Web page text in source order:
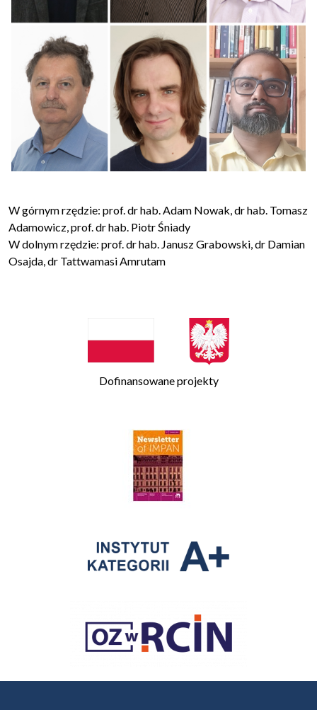
W górnym rzędzie: prof. dr hab. Adam Nowak, dr hab. Tomasz
Adamowicz, prof. dr hab. Piotr Śniady
W dolnym rzędzie: prof. dr hab. Janusz Grabowski, dr Damian
Osajda, dr Tattwamasi Amrutam
Dofinansowane projekty